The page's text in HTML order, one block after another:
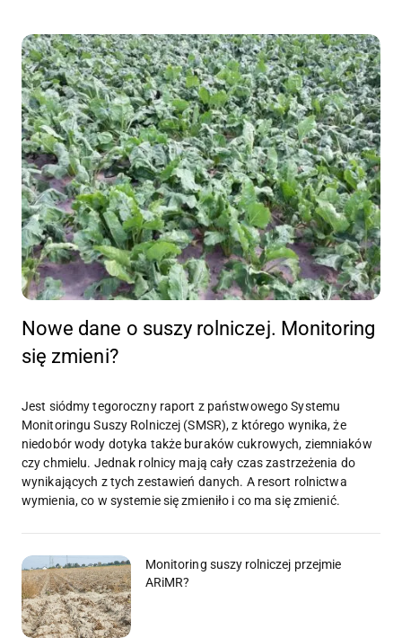
Nowe dane o suszy rolniczej. Monitoring
się zmieni?
Jest siódmy tegoroczny raport z państwowego Systemu
Monitoringu Suszy Rolniczej (SMSR), z którego wynika, że
niedobór wody dotyka także buraków cukrowych, ziemniaków
czy chmielu. Jednak rolnicy mają cały czas zastrzeżenia do
wynikających z tych zestawień danych. A resort rolnictwa
wymienia, co w systemie się zmieniło i co ma się zmienić.
Monitoring suszy rolniczej przejmie
ARiMR?